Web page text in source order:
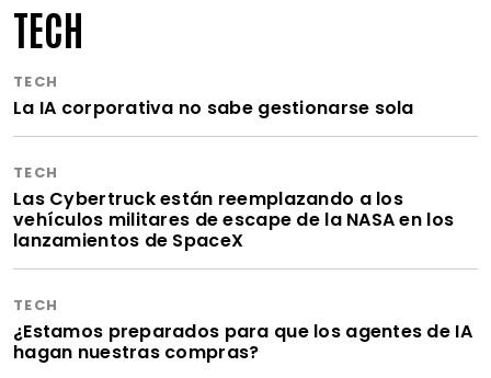
TECH
TECH
La IA corporativa no sabe gestionarse sola
TECH
Las Cybertruck están reemplazando a los
vehículos militares de escape de la NASA en los
lanzamientos de SpaceX
TECH
¿Estamos preparados para que los agentes de IA
hagan nuestras compras?